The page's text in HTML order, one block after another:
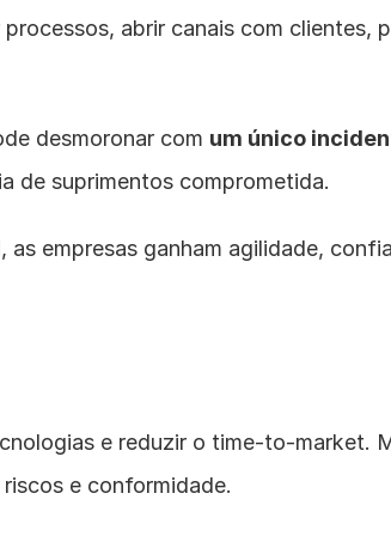
abrir canais com clientes,
desmoronar com um único
de suprimentos comprometida.
, as empresas ganham agilidade,
e reduzir o time-to-market.
e conformidade.